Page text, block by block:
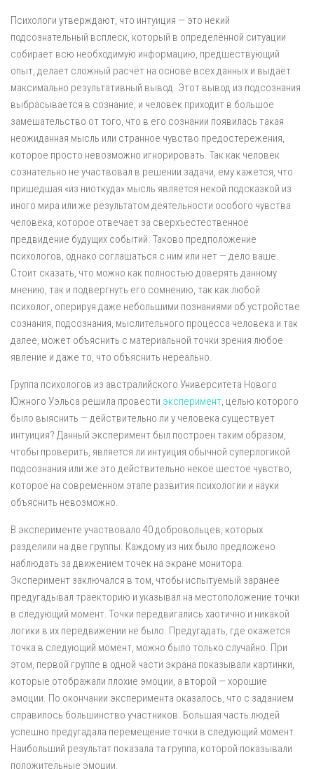
Психологи утверждают, что интуиция — это некий
подсознательный всплеск, который в определённой ситуации
собирает всю необходимую информацию, предшествующий
опыт, делает сложный расчёт на основе всех данных и выдаёт
максимально результативный вывод. Этот вывод из подсознания
выбрасывается в сознание, и человек приходит в большое
замешательство от того, что в его сознании появилась такая
неожиданная мысль или странное чувство предостережения,
которое просто невозможно игнорировать. Так как человек
сознательно не участвовал в решении задачи, ему кажется, что
пришедшая «из ниоткуда» мысль является некой подсказкой из
иного мира или же результатом деятельности особого чувства
человека, которое отвечает за сверхъестественное
предвидение будущих событий. Таково предположение
психологов, однако соглашаться с ним или нет — дело ваше.
Стоит сказать, что можно как полностью доверять данному
мнению, так и подвергнуть его сомнению, так как любой
психолог, оперируя даже небольшими познаниями об устройстве
сознания, подсознания, мыслительного процесса человека и так
далее, может объяснить с материальной точки зрения любое
явление и даже то, что объяснить нереально.
Группа психологов из австралийского Университета Нового
Южного Уэльса решила провести эксперимент, целью которого
было выяснить — действительно ли у человека существует
интуиция? Данный эксперимент был построен таким образом,
чтобы проверить, является ли интуиция обычной суперлогикой
подсознания или же это действительно некое шестое чувство,
которое на современном этапе развития психологии и науки
объяснить невозможно.
В эксперименте участвовало 40 добровольцев, которых
разделили на две группы. Каждому из них было предложено
наблюдать за движением точек на экране монитора.
Эксперимент заключался в том, чтобы испытуемый заранее
предугадывал траекторию и указывал на местоположение точки
в следующий момент. Точки передвигались хаотично и никакой
логики в их передвижении не было. Предугадать, где окажется
точка в следующий момент, можно было только случайно. При
этом, первой группе в одной части экрана показывали картинки,
которые отображали плохие эмоции, а второй — хорошие
эмоции. По окончании эксперимента оказалось, что с заданием
справилось большинство участников. Большая часть людей
успешно предугадала перемещение точки в следующий момент.
Наибольший результат показала та группа, которой показывали
положительные эмоции.